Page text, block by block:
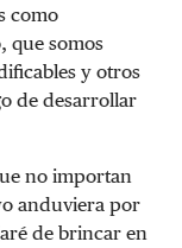
como
que somos
y otros
de desarrollar
no importan
anduviera por
de brincar en